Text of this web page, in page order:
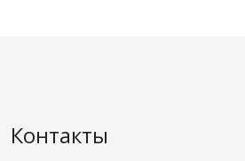
Контакты